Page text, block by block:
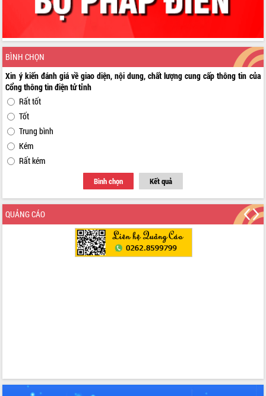
BÌNH CHỌN
Xin ý kiến đánh giá về giao diện, nội dung, chất lượng cung cấp thông tin của
Cổng thông tin điện tử tỉnh
Rất tốt
Tốt
Trung bình
Kém
Rất kém
Bình chọn Kết quả
QUẢNG CÁO